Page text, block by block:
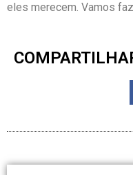
eles merecem. Vamos